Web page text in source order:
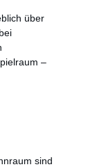
über
–
sind